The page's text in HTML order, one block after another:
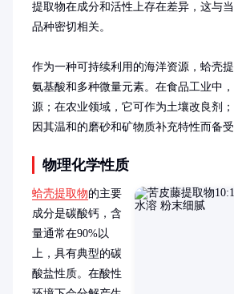
提取物在成分和活性上存在差异，这与
品种密切相关。
作为一种可持续利用的海洋资源，蛤壳提
氨基酸和多种微量元素。在食品工业中
源；在农业领域，它可作为土壤改良剂
因其温和的磨砂和矿物质补充特性而备受
物理化学性质
蛤壳提取物的主要
成分是碳酸钙，含
量通常在90%以
上，具有典型的碳
酸盐性质。在酸性